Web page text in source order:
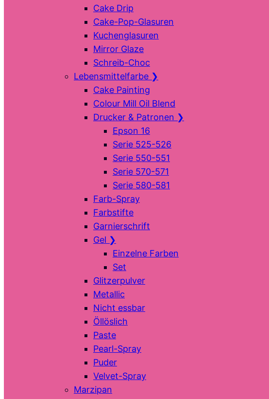
Cake Drip
Cake-Pop-Glasuren
Kuchenglasuren
Mirror Glaze
Schreib-Choc
Lebensmittelfarbe ❯
Cake Painting
Colour Mill Oil Blend
Drucker & Patronen ❯
Epson 16
Serie 525-526
Serie 550-551
Serie 570-571
Serie 580-581
Farb-Spray
Farbstifte
Garnierschrift
Gel ❯
Einzelne Farben
Set
Glitzerpulver
Metallic
Nicht essbar
Öllöslich
Paste
Pearl-Spray
Puder
Velvet-Spray
Marzipan